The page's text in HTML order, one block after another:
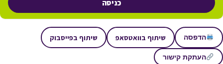
כניסה
הדפסה שיתוף בוואטסאפ שיתוף בפייסבוק
העתקת קישור